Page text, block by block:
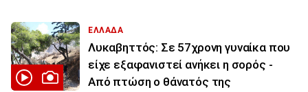
ΕΛΛΑΔΑ
Λυκαβηττός: Σε 57χρονη γυναίκα που
είχε εξαφανιστεί ανήκει η σορός -
Από πτώση ο θάνατός της